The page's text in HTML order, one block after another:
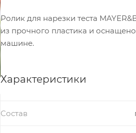
Ролик для нарезки теста
из прочного пластика и
машине.
Характеристики
Состав